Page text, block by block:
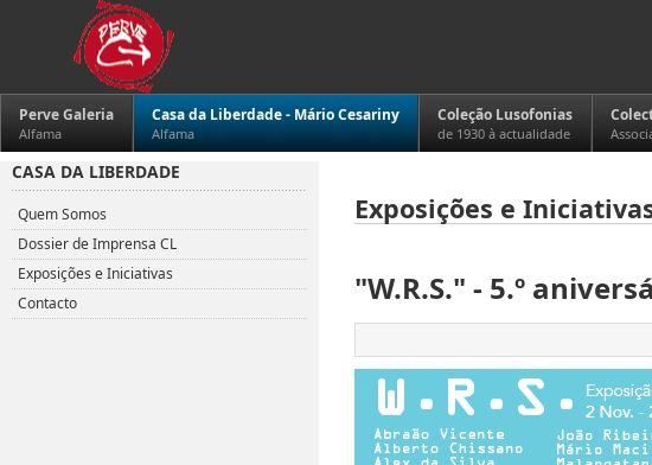
Perve Galeria
Alfama
Casa da Liberdade - Mário Cesariny
Alfama
Coleção Lusofonias
de 1930 à actualidade
Exposições e
"W.R.S." - 5.º
CASA DA LIBERDADE
Quem Somos
Dossier de Imprensa CL
Exposições e Iniciativas
Contacto